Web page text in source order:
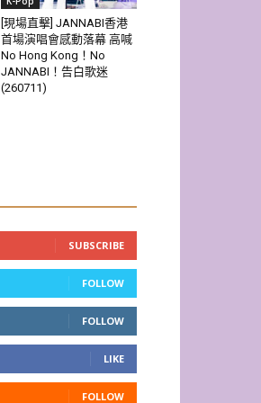
[現場直擊] JANNABI香港
首場演唱會感動落幕 高喊
No Hong Kong！No
JANNABI！告白歌迷
(260711)
SUBSCRIBE
FOLLOW
FOLLOW
LIKE
FOLLOW